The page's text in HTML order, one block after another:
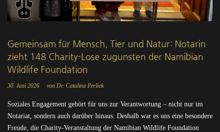
Gemeinsam für Mensch, Tier und Natur: Notarin
zieht 148 Charity-Lose zugunsten der Namibian
Wildlife Foundation
30. Juni 2026 von Dr. Catalina Perlick
Soziales Engagement gehört für uns zur Verantwortung – nicht nur im
Notariat, sondern auch darüber hinaus. Deshalb war es uns eine besondere
Freude, die Charity-Veranstaltung der Namibian Wildlife Foundation